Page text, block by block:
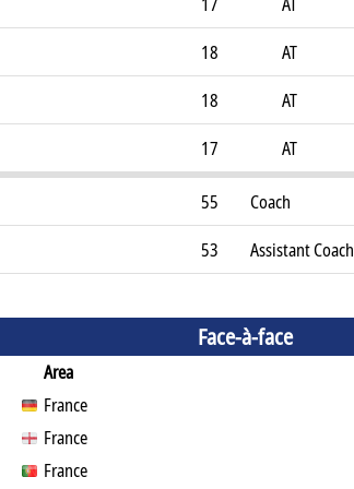
18
AT
18 AT
17 AT
55
Coach
53
Assistant Coach
Face-à-face
Area
France
France
France